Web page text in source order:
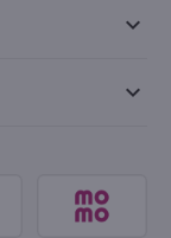
keyboard_arrow_down
keyboard_arrow_down